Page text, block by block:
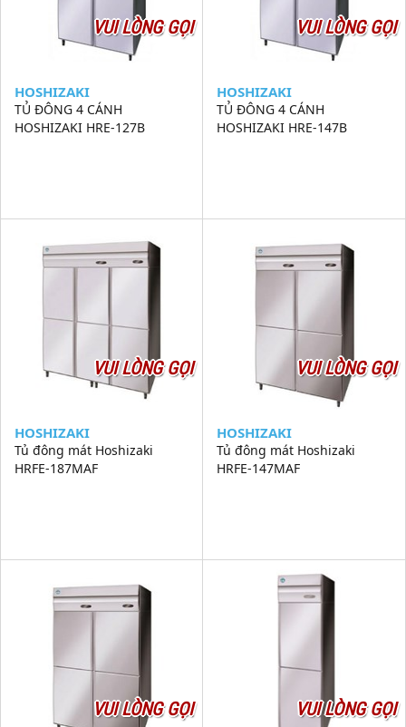
VUI LÒNG GỌI
HOSHIZAKI
TỦ ĐÔNG 4 CÁNH
HOSHIZAKI HRE-127B
VUI LÒNG GỌI
HOSHIZAKI
TỦ ĐÔNG 4 CÁNH
HOSHIZAKI HRE-147B
VUI LÒNG GỌI
HOSHIZAKI
Tủ đông mát Hoshizaki
HRFE-187MAF
VUI LÒNG GỌI
HOSHIZAKI
Tủ đông mát Hoshizaki
HRFE-147MAF
VUI LÒNG GỌI VUI LÒNG GỌI